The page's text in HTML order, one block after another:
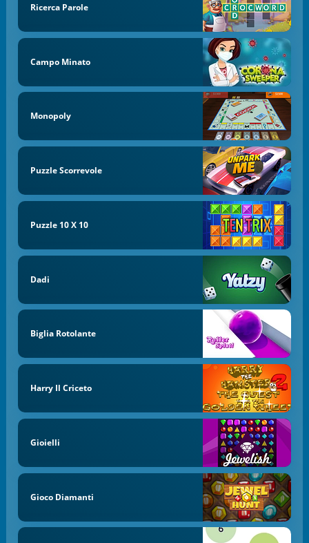
Ricerca Parole
Campo Minato
Monopoly
Puzzle Scorrevole
Puzzle 10 X 10
Dadi
Biglia Rotolante
Harry Il Criceto
Gioielli
Gioco Diamanti